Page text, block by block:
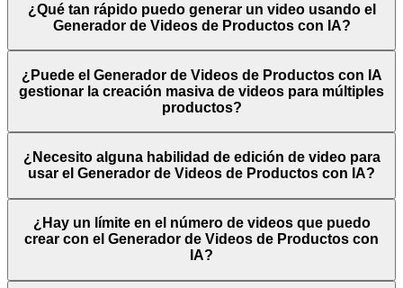
¿Qué tan rápido puedo generar un video usando el
Generador de Videos de Productos con IA?
¿Puede el Generador de Videos de Productos con IA
gestionar la creación masiva de videos para múltiples
productos?
¿Necesito alguna habilidad de edición de video para
usar el Generador de Videos de Productos con IA?
¿Hay un límite en el número de videos que puedo
crear con el Generador de Videos de Productos con
IA?